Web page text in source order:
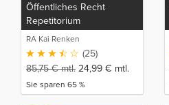
Öffentliches Recht
Repetitorium
RA Kai Renken
(25)
85,75€mtl. 24,99 € mtl.
Sie sparen 65 %